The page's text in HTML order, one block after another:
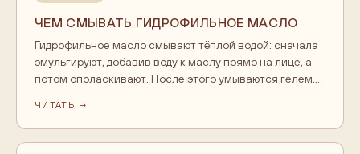
ЧЕМ СМЫВАТЬ ГИДРОФИЛЬНОЕ МАСЛО
Гидрофильное масло смывают тёплой водой: сначала
эмульгируют, добавив воду к маслу прямо на лице, а
потом ополаскивают. После этого умываются гелем,
хуже растворяет масло, слишком горячая сушит кожу.
Если оставить масло без смывания, на коже будет
плёнка.
ЧИТАТЬ →